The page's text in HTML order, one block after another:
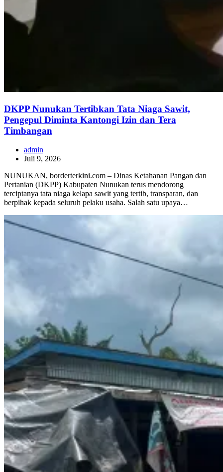
DKPP Nunukan Tertibkan Tata Niaga Sawit,
Pengepul Diminta Kantongi Izin dan Tera
Timbangan
admin
Juli 9, 2026
NUNUKAN, borderterkini.com – Dinas Ketahanan Pangan dan
Pertanian (DKPP) Kabupaten Nunukan terus mendorong
terciptanya tata niaga kelapa sawit yang tertib, transparan, dan
berpihak kepada seluruh pelaku usaha. Salah satu upaya…